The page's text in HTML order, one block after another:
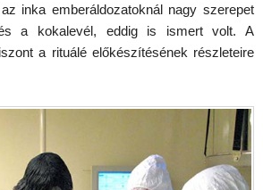
inka emberáldozatoknál nagy szerepet
a kokalevél, eddig is ismert volt. A
a rituálé előkészítésének részleteire